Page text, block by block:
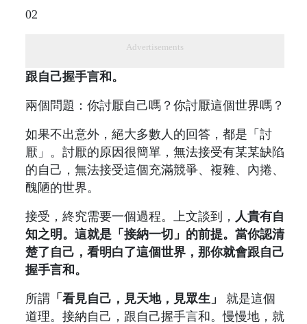
02
Advertisements
跟自己握手言和。
兩個問題：你討厭自己嗎？你討厭這個世界嗎？
如果不出意外，絕大多數人的回答，都是「討
厭」。討厭的原因很簡單，無法接受有某某缺陷
的自己，無法接受這個充滿競爭、複雜、內捲、
醜陋的世界。
接受，終究需要一個過程。上文談到， 人貴有自
知之明。這就是「接納一切」的前提。當你認清
楚了自己，看明白了這個世界，那你就會跟自己
握手言和。
所謂 「看見自己，見天地，見眾生」
就是這個
道理。接納自己，跟自己握手言和。慢慢地，就